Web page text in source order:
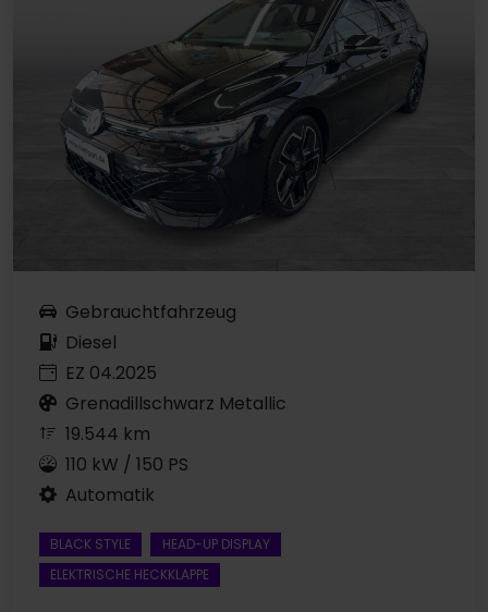
Gebrauchtfahrzeug
Diesel
EZ 04.2025
Grenadillschwarz Metallic
19.544 km
110 kW / 150 PS
Automatik
BLACK STYLE
HEAD-UP DISPLAY
ELEKTRISCHE HECKKLAPPE